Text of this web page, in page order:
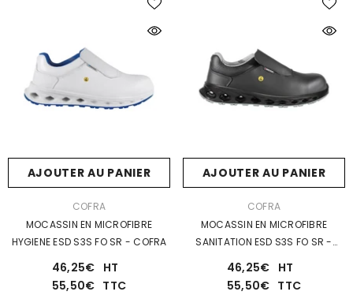
AJOUTER AU PANIER
DISTRIBUTEUR :COFRA
MOCASSIN EN MICROFIBRE
HYGIENE ESD S3S FO SR - COFRA
46,25€ HT
55,50€ TTC
AJOUTER AU PANIER
DISTRIBUTEUR :COFRA
MOCASSIN EN MICROFIBRE
SANITATION ESD S3S FO SR -
46,25€ HT
55,50€ TTC